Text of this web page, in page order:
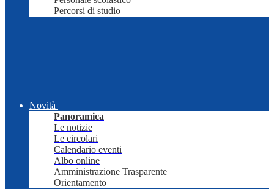
Percorsi di studio
Novità
Panoramica
Le notizie
Le circolari
Calendario eventi
Albo online
Amministrazione Trasparente
Orientamento